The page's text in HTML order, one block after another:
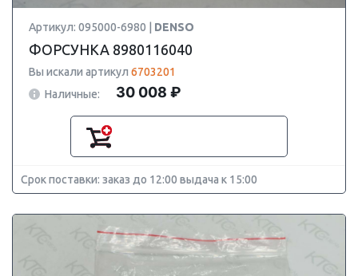
Артикул: 095000-6980 | DENSO
ФОРСУНКА 8980116040
Вы искали артикул 6703201
Наличные:
30 008 ₽
Срок поставки: заказ до 12:00 выдача к 15:00